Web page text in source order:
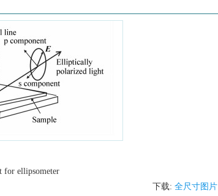
for ellipsometer
下载: 全尺寸图片